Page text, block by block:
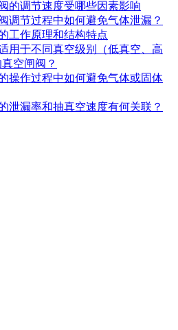
的调节速度受哪些因素影响
调节过程中如何避免气体泄漏？
工作原理和结构特点
用于不同真空级别（低真空、高
空闸阀？
操作过程中如何避免气体或固体
泄漏率和抽真空速度有何关联？